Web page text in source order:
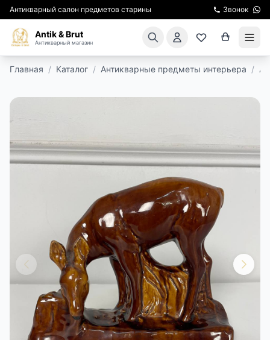
Антикварный салон предметов старины Звонок
Antik & Brut
Антикварный магазин
КИНОСЪЕМКА
РЕСТАВРАЦИЯ
КУРСЫ ПО РЕСТАВРАЦИИ
КОНТАКТЫ
ДОСТАВКА И ОПЛАТА
Главная / Каталог / Антикварные предметы интерьера /